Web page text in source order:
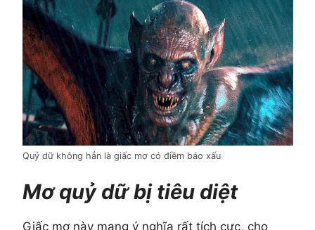
Quỷ dữ không hẳn là giấc mơ có điềm báo xấu
Mơ quỷ dữ bị tiêu diệt
Giấc mơ này mang ý nghĩa rất tích cực, cho